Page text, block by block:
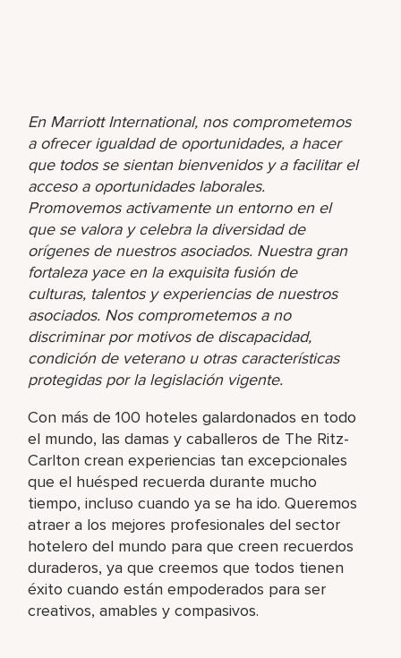
En Marriott International, nos comprometemos
a ofrecer igualdad de oportunidades, a hacer
que todos se sientan bienvenidos y a facilitar el
acceso a oportunidades laborales.
Promovemos activamente un entorno en el
que se valora y celebra la diversidad de
orígenes de nuestros asociados. Nuestra gran
fortaleza yace en la exquisita fusión de
culturas, talentos y experiencias de nuestros
asociados. Nos comprometemos a no
discriminar por motivos de discapacidad,
condición de veterano u otras características
protegidas por la legislación vigente.
Con más de 100 hoteles galardonados en todo
el mundo, las damas y caballeros de The Ritz-
Carlton crean experiencias tan excepcionales
que el huésped recuerda durante mucho
tiempo, incluso cuando ya se ha ido. Queremos
atraer a los mejores profesionales del sector
hotelero del mundo para que creen recuerdos
duraderos, ya que creemos que todos tienen
éxito cuando están empoderados para ser
creativos, amables y compasivos.